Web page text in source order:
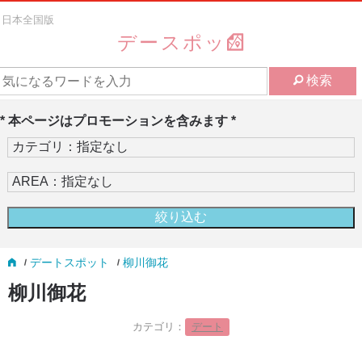
日本全国版
デースポッ
検索
* 本ページはプロモーションを含みます *
デートスポット 柳川御花
柳川御花
カテゴリ： デート